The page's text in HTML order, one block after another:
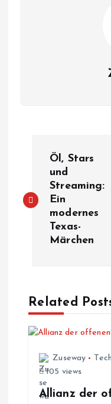
i
a
g
Öl, Stars
und
Streaming:
Ein
modernes
Texas-
Märchen
Related
Zuseway
105 views
Allianz der